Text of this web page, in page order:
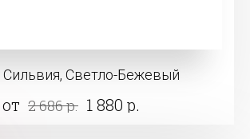
Светло-Бежевый
от 2 686 р. 1 880 р.